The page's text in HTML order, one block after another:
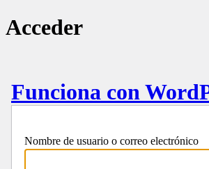
Acceder
Funciona con
Nombre de usuario o correo electrónico